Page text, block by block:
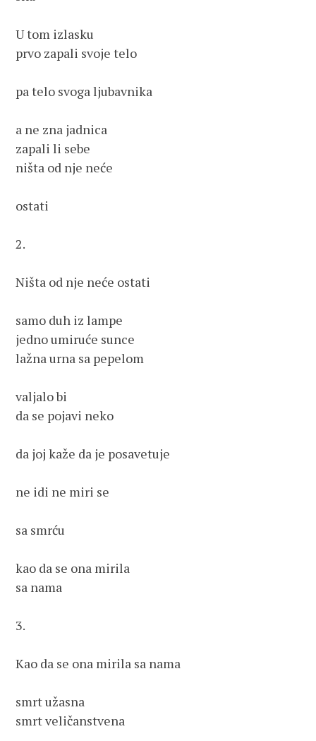
U tom izlasku
prvo zapali svoje telo
pa telo svoga ljubavnika
a ne zna jadnica
zapali li sebe
ništa od nje neće
ostati
2.
Ništa od nje neće ostati
samo duh iz lampe
jedno umiruće sunce
lažna urna sa pepelom
valjalo bi
da se pojavi neko
da joj kaže da je posavetuje
ne idi ne miri se
sa smrću
kao da se ona mirila
sa nama
3.
Kao da se ona mirila sa nama
smrt užasna
smrt veličanstvena